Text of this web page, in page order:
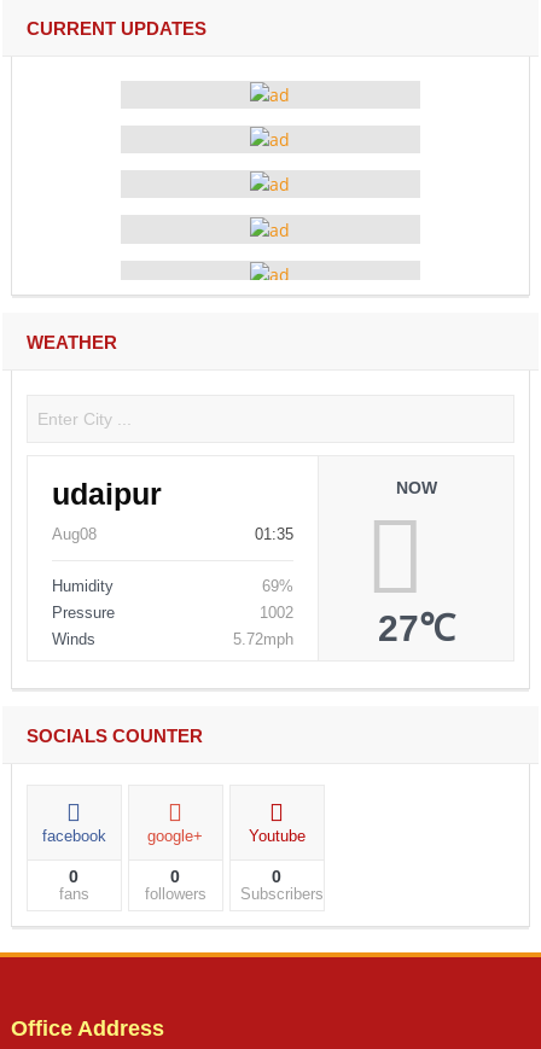
CURRENT UPDATES
WEATHER
udaipur
Aug08 01:35
Humidity
69%
Pressure
1002
Winds
5.72mph
NOW
27℃
SOCIALS COUNTER
facebook
0
fans
google+
0
followers
Youtube
0
Subscribers
Office Address